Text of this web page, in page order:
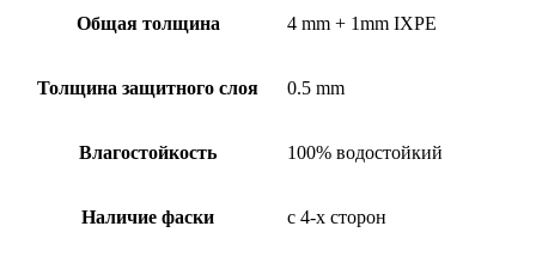
Общая толщина 4 mm + 1mm IXPE
Толщина защитного слоя 0.5 mm
Влагостойкость 100% водостойкий
Наличие фаски с 4-х сторон